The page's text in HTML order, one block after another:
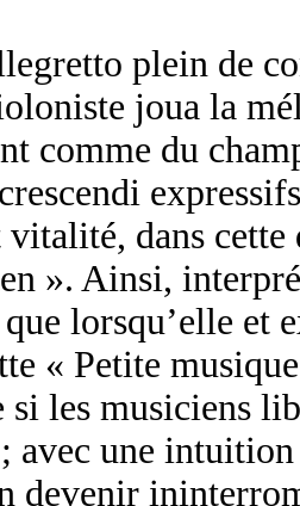
plein de
joua la
comme du
vitalité, dans
». Ainsi,
lorsqu’elle et
« Petite
si les musiciens
avec une
devenir